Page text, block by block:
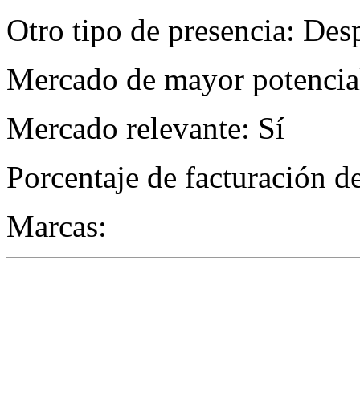
Otro tipo de presencia:
Mercado de mayor
Mercado relevante: Sí
Porcentaje de facturación
Marcas: